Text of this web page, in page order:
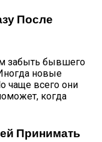
После
забыть бывшего
новые
чаще всего они
когда
Принимать